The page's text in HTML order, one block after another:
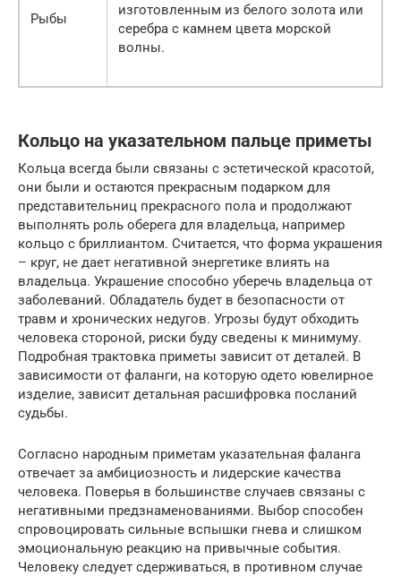
Рыбы
изготовленным из белого золота или
серебра с камнем цвета морской
волны.
Кольцо на указательном пальце приметы
Кольца всегда были связаны с эстетической красотой,
они были и остаются прекрасным подарком для
представительниц прекрасного пола и продолжают
выполнять роль оберега для владельца, например
кольцо с бриллиантом. Считается, что форма украшения
– круг, не дает негативной энергетике влиять на
владельца. Украшение способно уберечь владельца от
заболеваний. Обладатель будет в безопасности от
травм и хронических недугов. Угрозы будут обходить
человека стороной, риски буду сведены к минимуму.
Подробная трактовка приметы зависит от деталей. В
зависимости от фаланги, на которую одето ювелирное
изделие, зависит детальная расшифровка посланий
судьбы.
Согласно народным приметам указательная фаланга
отвечает за амбициозность и лидерские качества
человека. Поверья в большинстве случаев связаны с
негативными предзнаменованиями. Выбор способен
спровоцировать сильные вспышки гнева и слишком
эмоциональную реакцию на привычные события.
Человеку следует сдерживаться, в противном случае